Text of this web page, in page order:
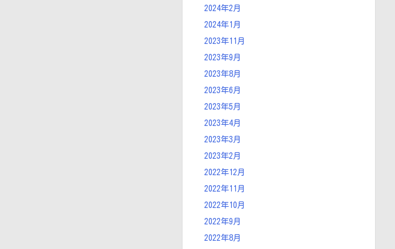
2024年2月
2024年1月
2023年11月
2023年9月
2023年8月
2023年6月
2023年5月
2023年4月
2023年3月
2023年2月
2022年12月
2022年11月
2022年10月
2022年9月
2022年8月